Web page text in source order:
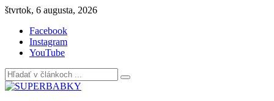
Skip
content
štvrtok, 6 augusta, 2026
Facebook
Instagram
YouTube